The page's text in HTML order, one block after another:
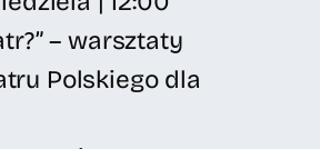
– warsztaty
Polskiego dla